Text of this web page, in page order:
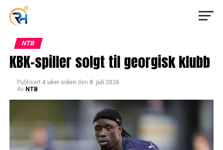
NTB
KBK-spiller solgt til georgisk klubb
Publisert 4 uker siden den 8. juli 2026
Av NTB